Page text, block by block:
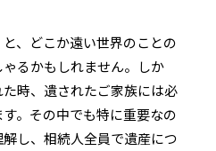
と、どこか遠い世界のことの
るかもしれません。しか
時、遺されたご家族には必
。その中でも特に重要なの
し、相続人全員で遺産につ